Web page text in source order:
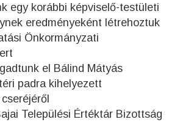
egy korábbi képviselő-testületi
eredményeként létrehoztuk
Önkormányzati
el Bálind Mátyás
padra kihelyezett
Települési Értéktár Bizottság